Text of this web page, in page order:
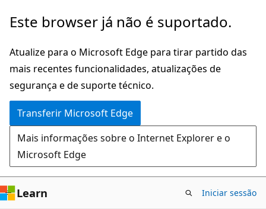
Saltar
o
conteúdo
principal
Este browser já não é suportado.
Atualize para o Microsoft Edge para tirar partido das
mais recentes funcionalidades, atualizações de
segurança e de suporte técnico.
Transferir Microsoft Edge
Mais informações sobre o Internet Explorer e o
Microsoft Edge
Learn Iniciar sessão